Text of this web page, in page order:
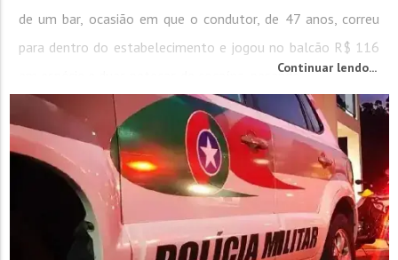
de um bar, ocasião em que o condutor, de 47 anos, correu
para dentro do estabelecimento e jogou no balcão R$ 116
em espécie e duas petecas de cocaína, pesando...Continuar lendo...